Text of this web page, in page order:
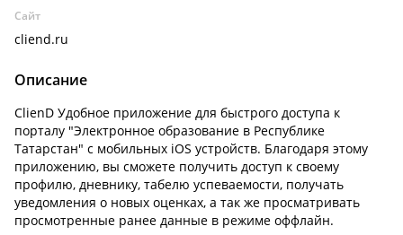
Сайт
cliend.ru
Описание
ClienD Удобное приложение для быстрого доступа к
порталу "Электронное образование в Республике
Татарстан" с мобильных iOS устройств. Благодаря этому
приложению, вы сможете получить доступ к своему
профилю, дневнику, табелю успеваемости, получать
уведомления о новых оценках, а так же просматривать
просмотренные ранее данные в режиме оффлайн.